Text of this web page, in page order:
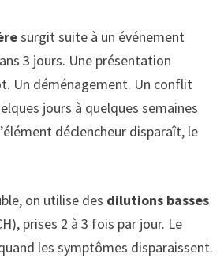
surgit suite à un événement
3 jours. Une présentation
Un déménagement. Un conflit
jours à quelques semaines
déclencheur disparaît, le
on utilise des dilutions basses
prises 2 à 3 fois par jour. Le
les symptômes disparaissent.